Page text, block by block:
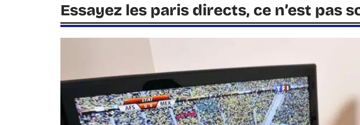
Essayez les paris directs, ce n’est pas